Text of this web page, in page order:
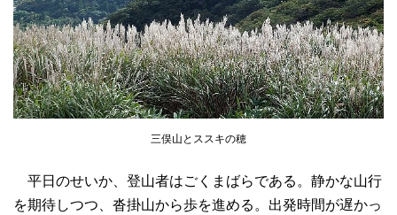
三俣山とススキの穂
平日のせいか、登山者はごくまばらである。静かな山行
を期待しつつ、沓掛山から歩を進める。出発時間が遅かっ